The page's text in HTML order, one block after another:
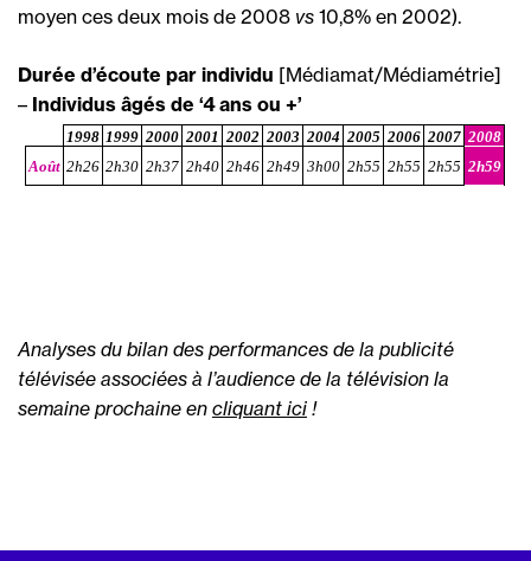
moyen ces deux mois de 2008 vs 10,8% en 2002).
Durée d’écoute par individu [Médiamat/Médiamétrie]
– Individus âgés de ‘4 ans ou +’
1998 1999 2000 2001 2002 2003 2004 2005 2006 2007 2008
Août 2h26 2h30 2h37 2h40 2h46 2h49 3h00 2h55 2h55 2h55 2h59
Analyses du bilan des performances de la publicité
télévisée associées à l’audience de la télévision la
semaine prochaine en cliquant ici !